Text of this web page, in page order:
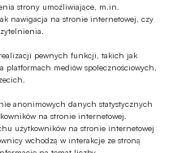
strony umożliwiające, m.in.
nawigacja na stronie internetowej, czy
pewnych funkcji, takich jak
mediów społecznościowych,
anonimowych danych statystycznych
na stronie internetowej.
użytkowników na stronie internetowej
wchodzą w interakcje ze stroną
CUK Ubezpieczenia